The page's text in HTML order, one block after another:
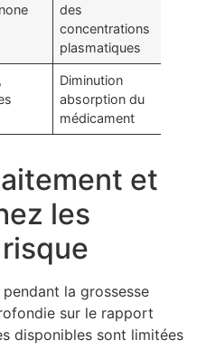
des
concentrations
plasmatiques
Diminution
absorption du
médicament
et
les
la grossesse
sur le rapport
disponibles sont limitées